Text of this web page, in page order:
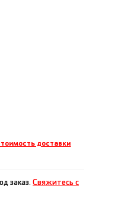
доставки
заказ. Свяжитесь с